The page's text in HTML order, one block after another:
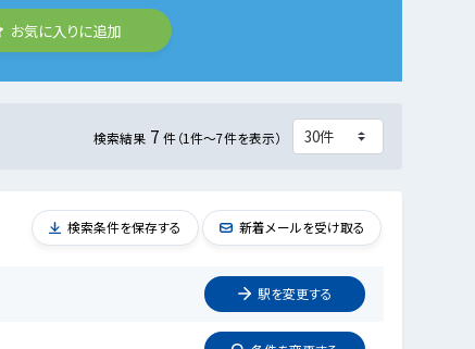
お気に入りに追加
検索結果 7 件（1件～7件を表示）
駅を変更する
検索条件を保存する 新着メールを受け取る